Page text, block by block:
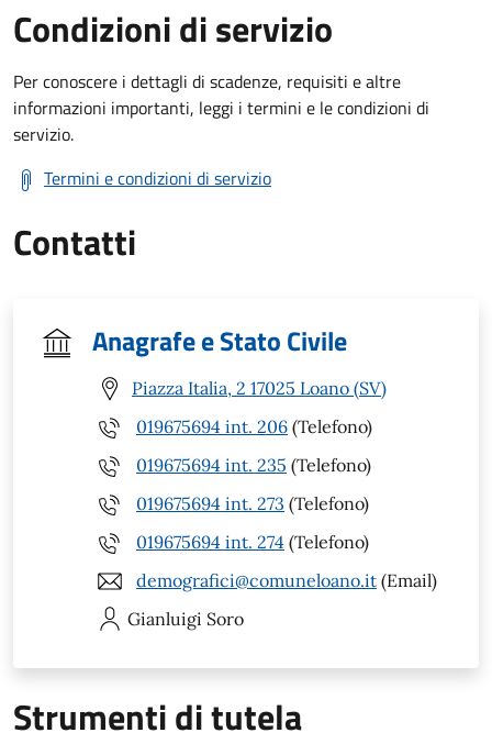
Condizioni di servizio
Per conoscere i dettagli di scadenze, requisiti e altre
informazioni importanti, leggi i termini e le condizioni di
servizio.
Termini e condizioni di servizio
Contatti
Anagrafe e Stato Civile
Piazza Italia, 2 17025 Loano (SV)
019675694 int. 206 (Telefono)
019675694 int. 235 (Telefono)
019675694 int. 273 (Telefono)
019675694 int. 274 (Telefono)
demografici@comuneloano.it (Email)
Gianluigi Soro
Strumenti di tutela